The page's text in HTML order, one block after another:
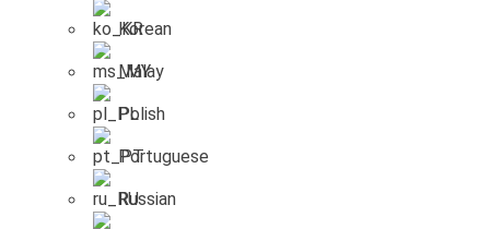
Korean
Malay
Polish
Portuguese
Russian